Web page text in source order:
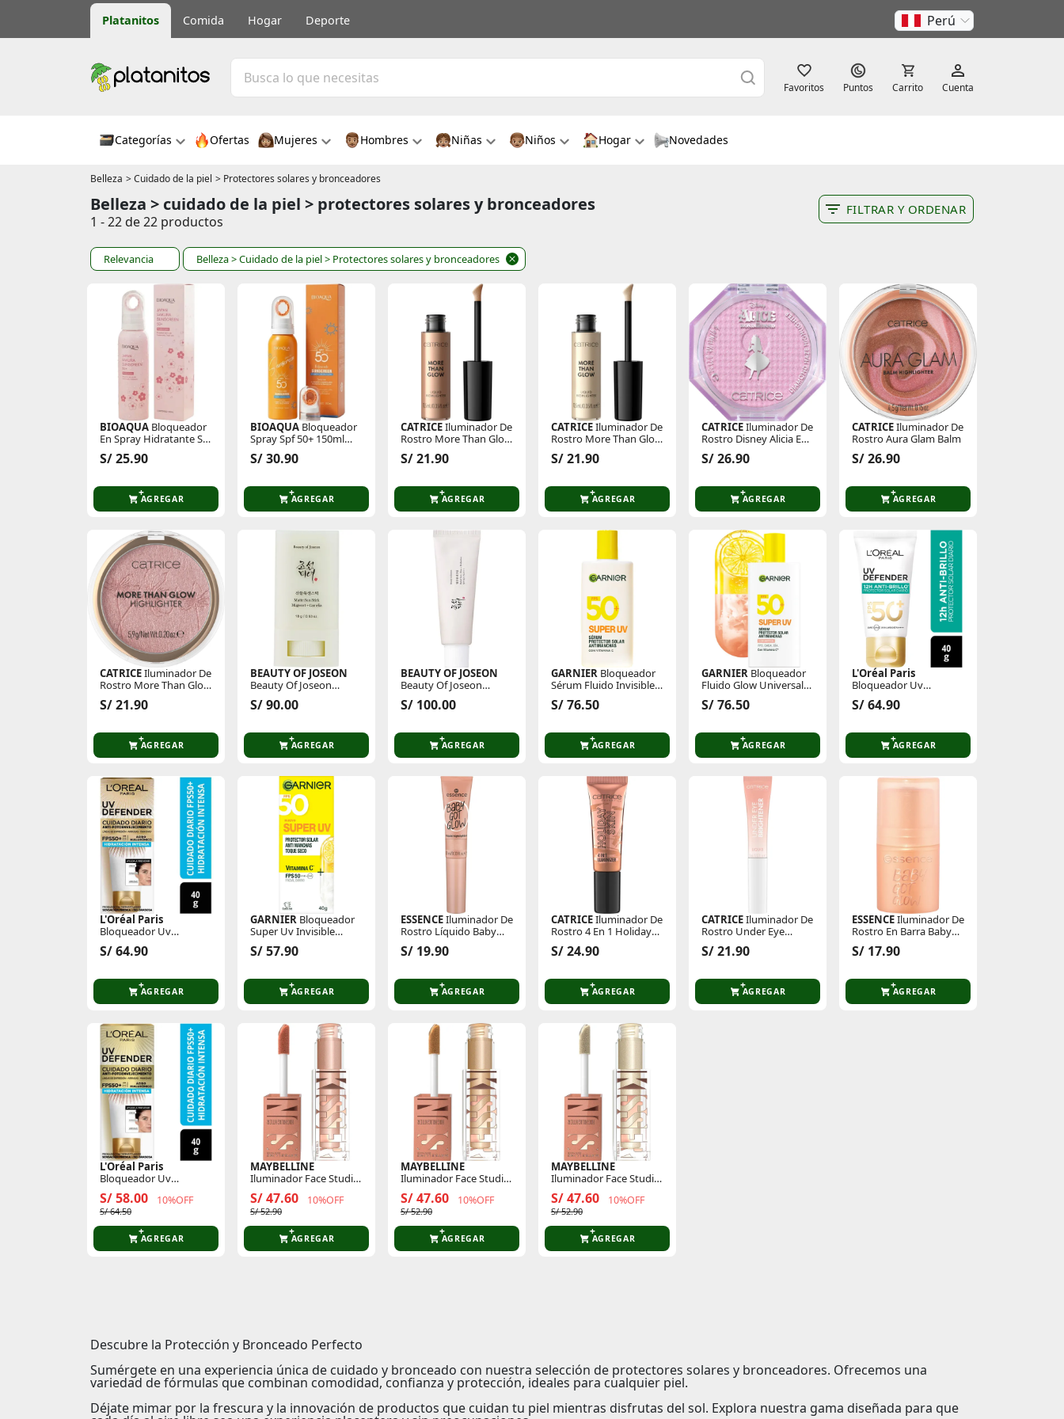
Platanitos Comida Hogar Deporte Perú
Favoritos Puntos Carrito Cuenta
Categorías Ofertas Mujeres Hombres Niñas Niños Hogar Novedades
Belleza > Cuidado de la piel > Protectores solares y bronceadores
Belleza > cuidado de la piel > protectores solares y bronceadores
1 - 22 de 22 productos
FILTRAR Y ORDENAR
Relevancia Belleza> Cuidado de la piel> Protectores solares y bronceadores
BIOAQUABloqueador
En Spray Hidratante Spf
50+ Linea Sakura
S/ 25.90
AGREGAR
BIOAQUABloqueador
Spray Spf 50+ 150ml
Tono Uniforme
S/ 30.90
AGREGAR
CATRICEIluminador De
Rostro More Than Glow
Liquid Highl. 030
S/ 21.90
AGREGAR
CATRICEIluminador De
Rostro More Than Glow
Liquid Highl. 010
S/ 21.90
AGREGAR
CATRICEIluminador De
Rostro Disney Alicia En
El País De Las Maravillas
C01
S/ 26.90
AGREGAR
CATRICEIluminador De
Rostro Aura Glam Balm
S/ 26.90
AGREGAR
CATRICEIluminador De
Rostro More Than Glow
Iluminador
S/ 21.90
AGREGAR
BEAUTY OF JOSEON
Beauty Of Joseon
Bloqueador Protector
Solar En Barra Matte
Camelia 18g
S/ 90.00
AGREGAR
BEAUTY OF JOSEON
Beauty Of Joseon
Bloqueador Protector
Solar En Crema
Rice + Probiotics 50ml
S/ 100.00
AGREGAR
GARNIERBloqueador
Sérum Fluido Invisible
Super Uv
S/ 76.50
AGREGAR
GARNIERBloqueador
Fluido Glow Universal
Super Uv
S/ 76.50
AGREGAR
L'Oréal Paris
Bloqueador Uv
Defender Anti Brillo
S/ 64.90
AGREGAR
L'Oréal Paris
Bloqueador Uv
Defender Hidratación
S/ 64.90
AGREGAR
GARNIERBloqueador
Super Uv Invisible
Fps50
S/ 57.90
AGREGAR
ESSENCEIluminador De
Rostro Líquido Baby
Got Glow
S/ 19.90
AGREGAR
CATRICEIluminador De
Rostro 4 En 1 Holiday
Skin
S/ 24.90
AGREGAR
CATRICEIluminador De
Rostro Under Eye
Brightener Liquid
S/ 21.90
AGREGAR
ESSENCEIluminador De
Rostro En Barra Baby
Got Glow
S/ 17.90
AGREGAR
L'Oréal Paris
Bloqueador Uv
S/ 58.00 10%OFF
S/ 64.50
AGREGAR
MAYBELLINE
Iluminador Face Studio
S/ 47.60 10%OFF
S/ 52.90
AGREGAR
MAYBELLINE
Iluminador Face Studio
S/ 47.60 10%OFF
S/ 52.90
AGREGAR
MAYBELLINE
Iluminador Face Studio
S/ 47.60 10%OFF
S/ 52.90
AGREGAR
Descubre la Protección y Bronceado Perfecto
Sumérgete en una experiencia única de cuidado y bronceado con nuestra selección de protectores solares y bronceadores. Ofrecemos una
variedad de fórmulas que combinan comodidad, confianza y protección, ideales para cualquier piel.
Déjate mimar por la frescura y la innovación de productos que cuidan tu piel mientras disfrutas del sol. Explora nuestra gama diseñada para que